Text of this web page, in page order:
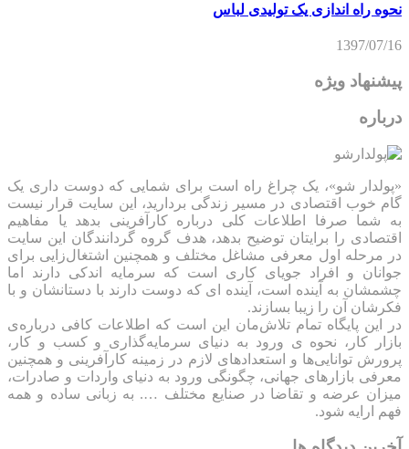
نحوه راه اندازی یک تولیدی لباس
1397/07/16
پیشنهاد ویژه
درباره
«پولدار شو»، یک چراغ راه است برای شمایی که دوست داری یک
گام خوب اقتصادی در مسیر زندگی بردارید، این سایت قرار نیست
به شما صرفا اطلاعات کلی درباره کارآفرینی بدهد یا مفاهیم
اقتصادی را برایتان توضیح بدهد، هدف گروه گردانندگان این سایت
در مرحله اول معرفی مشاغل مختلف و همچنین اشتغال‌زایی برای
جوانان و افراد جویای کاری است که سرمایه اندکی دارند اما
چشمشان به آینده است، آینده ای که دوست دارند با دستانشان و با
فکرشان آن را زیبا بسازند.
در این پایگاه تمام تلاش‌مان این است که ‌اطلاعات کافی درباره‌ی
بازار کار، نحوه ی ورود به دنیای سرمایه‌گذاری و کسب و کار،
پرورش توانایی‌ها و استعدادهای لازم در زمینه کارآفرینی و همچنین
معرفی بازارهای جهانی، چگونگی ورود به دنیای واردات و صادرات،
میزان عرضه و تقاضا در صنایع مختلف …. به زبانی ساده و همه
فهم ارایه شود.